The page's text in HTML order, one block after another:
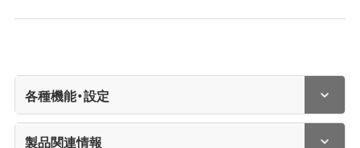
各種機能・設定
製品関連情報